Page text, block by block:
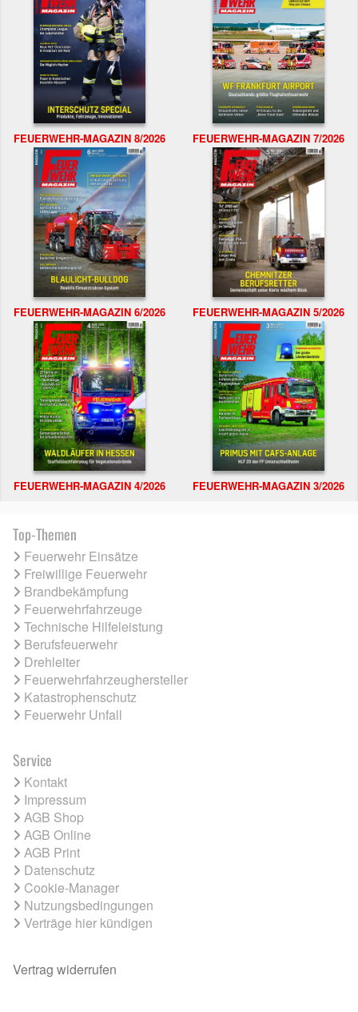
FEUERWEHR-MAGAZIN 8/2026 FEUERWEHR-MAGAZIN 7/2026
FEUERWEHR-MAGAZIN 6/2026 FEUERWEHR-MAGAZIN 5/2026
FEUERWEHR-MAGAZIN 4/2026 FEUERWEHR-MAGAZIN 3/2026
Top-Themen
Feuerwehr Einsätze
Freiwillige Feuerwehr
Brandbekämpfung
Feuerwehrfahrzeuge
Technische Hilfeleistung
Berufsfeuerwehr
Drehleiter
Feuerwehrfahrzeughersteller
Katastrophenschutz
Feuerwehr Unfall
Service
Kontakt
Impressum
AGB Shop
AGB Online
AGB Print
Datenschutz
Cookie-Manager
Nutzungsbedingungen
Verträge hier kündigen
Vertrag widerrufen